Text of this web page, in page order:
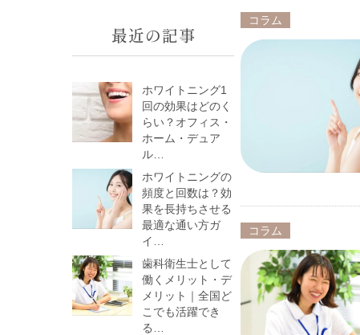
コラム
コラム
最近の記事
ホワイトニング1
回の効果はどのく
らい？オフィス・
ホーム・デュア
ル…
ホワイトニングの
頻度と回数は？効
果を長持ちさせる
最適な通い方ガ
イ…
歯科衛生士として
働くメリット・デ
メリット｜全国ど
こでも活躍でき
る…